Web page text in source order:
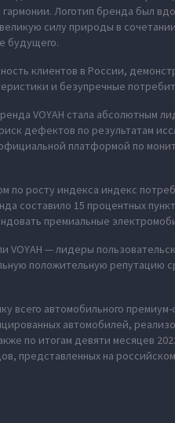
Логотип бренда был
силу природы в
будущего.
клиентов в России,
и безупречные
VOYAH стала абсолютным
дефектов по результатам
платформой по
по росту индекса индекс
составило 15 процентных
премиальные
— лидеры
положительную репутацию
всего автомобильного
автомобилей,
по итогам девяти месяцев
представленных на